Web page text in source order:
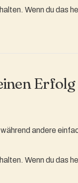
Wenn du das
Erfolg
andere
Wenn du das